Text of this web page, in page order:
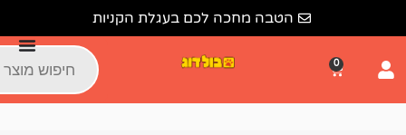
הטבה מחכה לכם בעגלת הקניות